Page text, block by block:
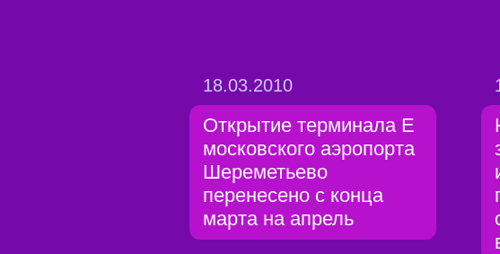
18.03.2010
Открытие терминала Е
московского аэропорта
Шереметьево
перенесено с конца
марта на апрель